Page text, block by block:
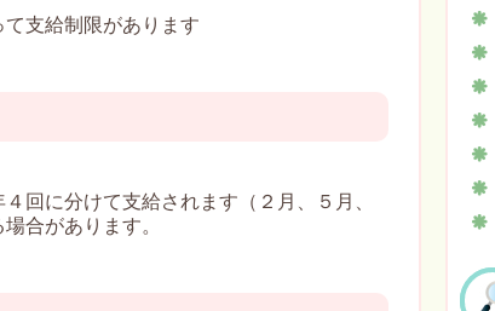
制限があります
回に分けて支給されます（２月、５月、
合があります。